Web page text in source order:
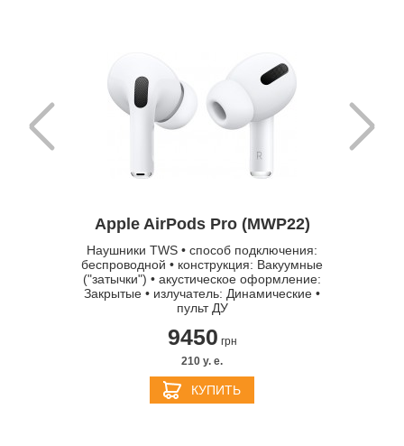
Apple AirPods Pro (MWP22)
Наушники TWS • способ подключения:
беспроводной • конструкция: Вакуумные
("затычки") • акустическое оформление:
Закрытые • излучатель: Динамические •
пульт ДУ
9450 грн
210 y. e.
КУПИТЬ